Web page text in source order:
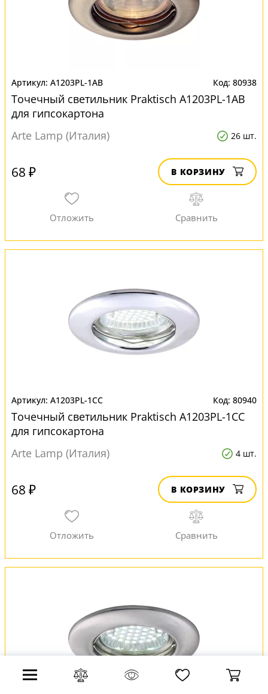
A1203PL-1AB 80938
Точечный светильник Praktisch A1203PL-1AB
для гипсокартона
Arte Lamp (Италия)
26 шт.
68 ₽ В КОРЗИНУ
A1203PL-1CC 80940
Точечный светильник Praktisch A1203PL-1CC
для гипсокартона
Arte Lamp (Италия)
4 шт.
68 ₽ В КОРЗИНУ